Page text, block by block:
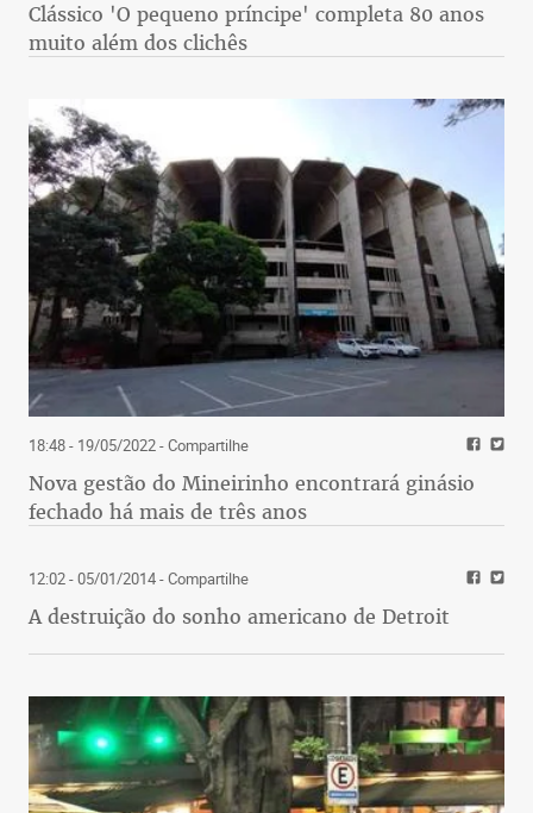
Clássico 'O pequeno príncipe' completa 80 anos
muito além dos clichês
18:48 - 19/05/2022- Compartilhe
Nova gestão do Mineirinho encontrará ginásio
fechado há mais de três anos
12:02 - 05/01/2014- Compartilhe
A destruição do sonho americano de Detroit